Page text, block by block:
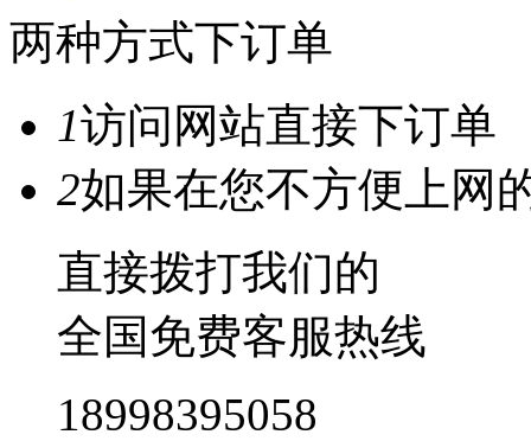
两种方式下订单
1访问网站直接下订单
2如果在您不方便上网
直接拨打我们的
全国免费客服热线
18998395058